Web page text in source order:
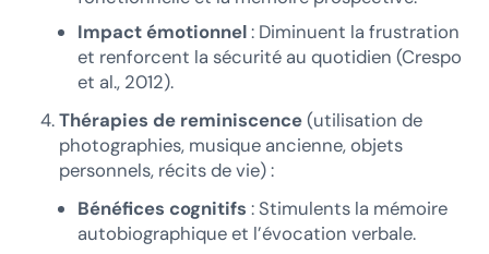
Impact émotionnel: Diminuent la frustration
et renforcent la sécurité au quotidien (Crespo
et al., 2012).
Thérapies de reminiscence(utilisation de
photographies, musique ancienne, objets
personnels, récits de vie) :
Bénéfices cognitifs : Stimulents la mémoire
autobiographique et l’évocation verbale.